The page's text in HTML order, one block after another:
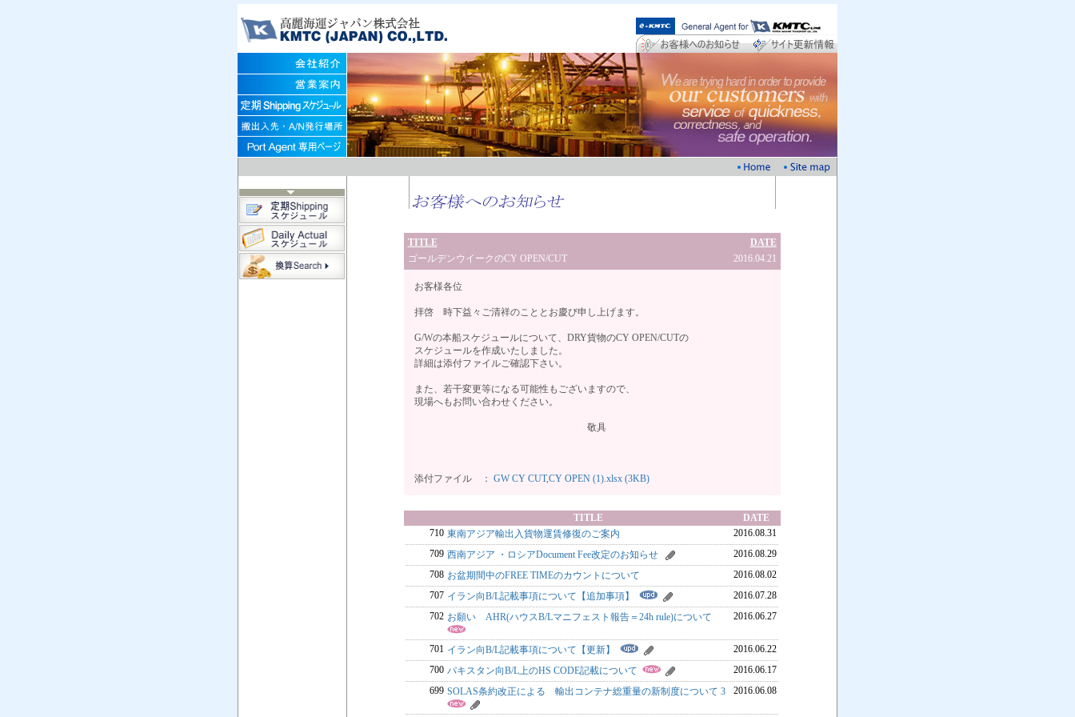
TITLE
DATE
ゴールデンウイークのCY OPEN/CUT
2016.04.21
お客様各位
拝啓 時下益々ご清祥のこととお慶び申し上げます。
G/Wの本船スケジュールについて、DRY貨物のCY OPEN/CUTの
スケジュールを作成いたしました。
詳細は添付ファイルご確認下さい。
また、若干変更等になる可能性もございますので、
現場へもお問い合わせください。
敬具
添付ファイル ： GW CY CUT,CY OPEN (1).xlsx (3KB)
TITLE
DATE
710 東南アジア輸出入貨物運賃修復のご案内
2016.08.31
709 西南アジア ・ロシアDocument Fee改定のお知らせ
2016.08.29
708 お盆期間中のFREE TIMEのカウントについて
2016.08.02
707 イラン向B/L記載事項について【追加事項】
2016.07.28
702 お願い AHR(ハウスB/Lマニフェスト報告＝24h rule)について 2016.06.27
701 イラン向B/L記載事項について【更新】
2016.06.22
700 パキスタン向B/L上のHS CODE記載について
2016.06.17
699 SOLAS条約改正による 輸出コンテナ総重量の新制度について 3 2016.06.08